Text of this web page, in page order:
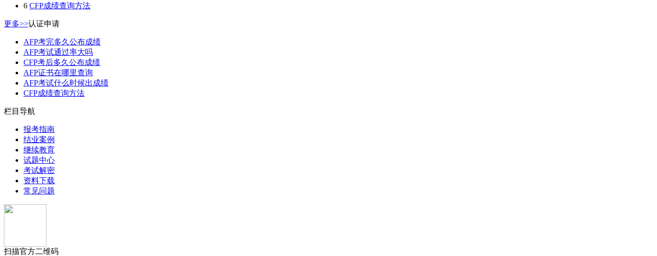
6 CFP成绩查询方法
更多>>认证申请
AFP考完多久公布成绩
AFP考试通过率大吗
CFP考后多久公布成绩
AFP证书在哪里查询
AFP考试什么时候出成绩
CFP成绩查询方法
栏目导航
报考指南
结业案例
继续教育
试题中心
考试解密
资料下载
常见问题
扫描官方二维码